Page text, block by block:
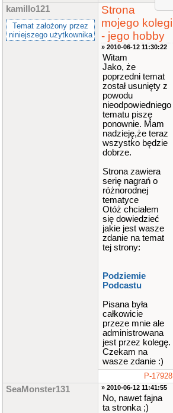
kamillo121
Temat założony przez
niniejszego użytkownika
Strona
mojego kolegi
- jego hobby
» 2010-06-12 11:30:22
Witam
Jako, że
poprzedni temat
został usunięty z
powodu
nieodpowiedniego
tematu piszę
ponownie. Mam
nadzieję,że teraz
wszystko będzie
dobrze.
Strona zawiera
serię nagrań o
różnorodnej
tematyce
Otóż chciałem
się dowiedzieć
jakie jest wasze
zdanie na temat
tej strony:
Podziemie
Podcastu
Pisana była
całkowicie
przeze mnie ale
administrowana
jest przez kolegę.
Czekam na
wasze zdanie :)
P-17928
SeaMonster131 » 2010-06-12 11:41:55
No, nawet fajna
ta stronka ;)